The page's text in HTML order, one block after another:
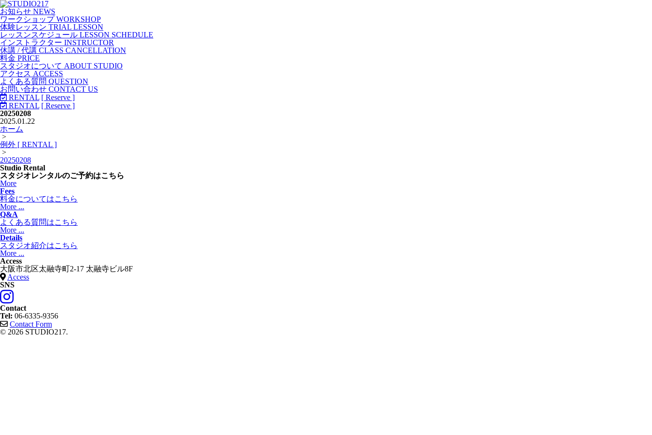
お知らせ NEWS
ワークショップ WORKSHOP
体験レッスン TRIAL LESSON
レッスンスケジュール LESSON SCHEDULE
インストラクター INSTRUCTOR
休講 / 代講 CLASS CANCELLATION
料金 PRICE
スタジオについて ABOUT STUDIO
アクセス ACCESS
よくある質問 QUESTION
お問い合わせ CONTACT US
RENTAL [ Reserve ]
RENTAL [ Reserve ]
20250208
2025.01.22
ホーム
>
例外 [ RENTAL ]
>
20250208
Studio Rental
スタジオレンタルのご予約はこちら
More
Fees
料金についてはこちら
More ...
Q&A
よくある質問はこちら
More ...
Details
スタジオ紹介はこちら
More ...
Access
大阪市北区太融寺町2-17 太融寺ビル8F
Access
SNS
Contact
Tel: 06-6335-9356
Contact Form
© 2026 STUDIO217.